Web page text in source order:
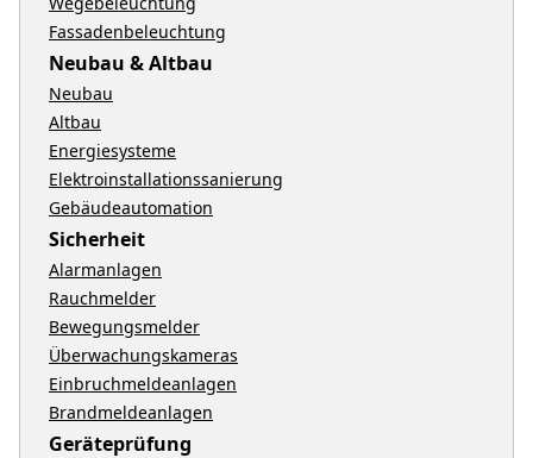
Fassadenbeleuchtung
Neubau & Altbau
Neubau
Altbau
Energiesysteme
Elektroinstallationssanierung
Gebäudeautomation
Sicherheit
Alarmanlagen
Rauchmelder
Bewegungsmelder
Überwachungskameras
Einbruchmeldeanlagen
Brandmeldeanlagen
Geräteprüfung